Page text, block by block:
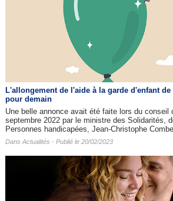
L'allongement de l'aide à la garde d'enfant de
pour demain
Une belle annonce avait été faite lors du conseil
septembre 2022 par le ministre des Solidarités,
Personnes handicapées, Jean-Christophe
Dans Actualités - Publié le 20/02/2023